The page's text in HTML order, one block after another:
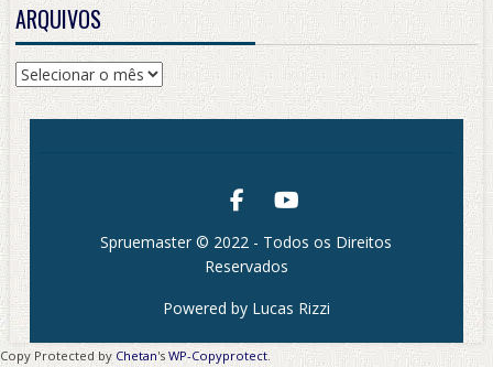
ARQUIVOS
Arquivos
Spruemaster © 2022 - Todos os Direitos
Reservados
Powered by Lucas Rizzi
Copy Protected by Chetan's WP-Copyprotect